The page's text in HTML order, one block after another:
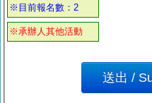
※目前報名數：2
※承辦人其他活動